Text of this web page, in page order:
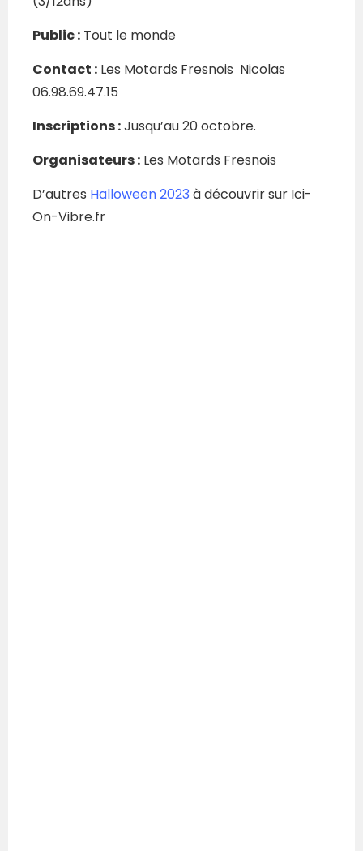
Public : Tout le monde
Contact : Les Motards Fresnois Nicolas
06.98.69.47.15
Inscriptions :Jusqu’au 20 octobre.
Organisateurs : Les Motards Fresnois
D’autres Halloween 2023 à découvrir sur Ici-
On-Vibre.fr